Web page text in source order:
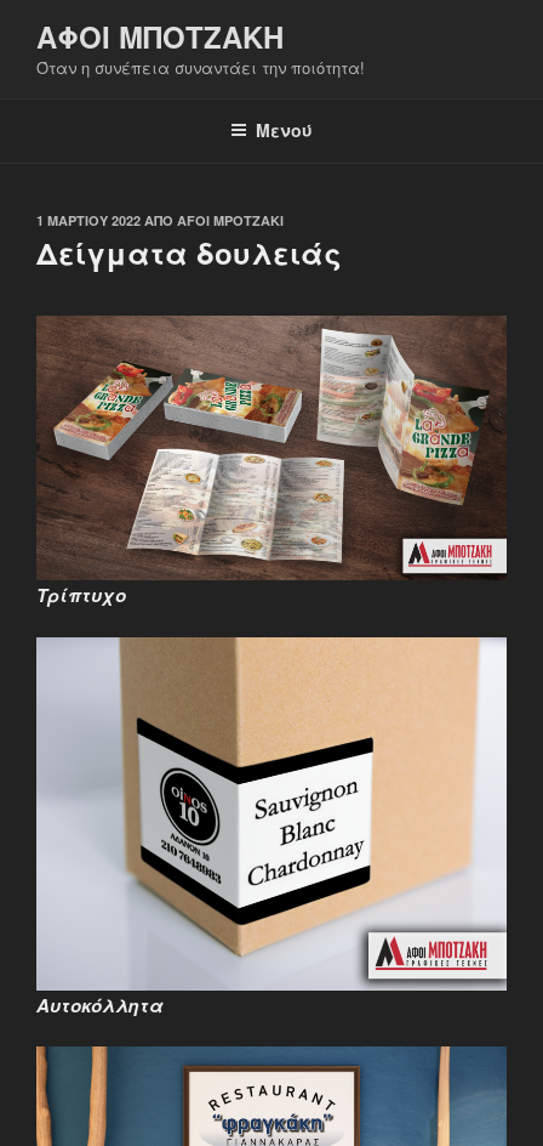
περιεχόμενο
ΑΦΟΙ ΜΠΟΤΖΑΚΗ
Όταν η συνέπεια συναντάει την ποιότητα!
Μενού
ΔΗΜΟΣΙΕΎΤΗΚΕ
ΣΤΙΣ
1 ΜΑΡΤΊΟΥ 2022 ΑΠΌ AFOI MPOTZAKI
Δείγματα δουλειάς
Τρίπτυχο
Αυτοκόλλητα